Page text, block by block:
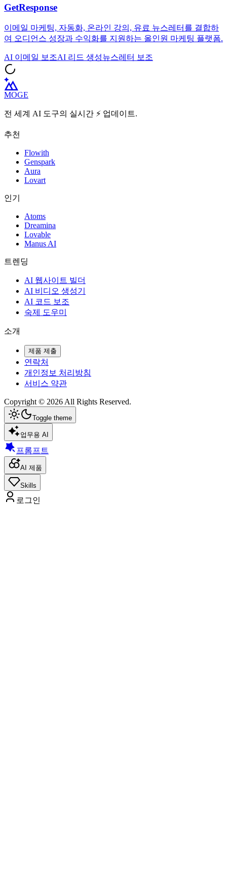
GetResponse
이메일 마케팅, 자동화, 온라인 강의, 유료 뉴스레터를 결합하
여 오디언스 성장과 수익화를 지원하는 올인원 마케팅 플랫폼.
AI 이메일 보조AI 리드 생성뉴스레터 보조
MOGE
전 세계 AI 도구의 실시간 ⚡️ 업데이트.
추천
Flowith
Genspark
Aura
Lovart
인기
Atoms
Dreamina
Lovable
Manus AI
트렌딩
AI 웹사이트 빌더
AI 비디오 생성기
AI 코드 보조
숙제 도우미
소개
제품 제출
연락처
개인정보 처리방침
서비스 약관
Copyright © 2026 All Rights Reserved.
Toggle theme
업무용 AI
프롬프트
AI 제품
Skills
로그인